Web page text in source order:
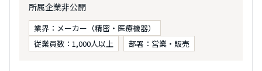
所属企業非公開
業界：メーカー（精密・医療機器）
従業員数：1,000人以上
部署：営業・販売